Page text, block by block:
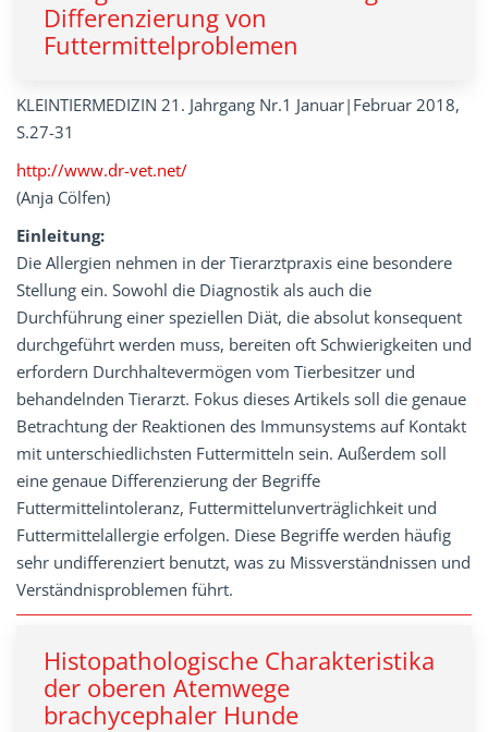
Differenzierung von
Futtermittelproblemen
KLEINTIERMEDIZIN 21. Jahrgang Nr.1 Januar|Februar 2018,
S.27-31
http://www.dr-vet.net/
(Anja Cölfen)
Einleitung:
Die Allergien nehmen in der Tierarztpraxis eine besondere
Stellung ein. Sowohl die Diagnostik als auch die
Durchführung einer speziellen Diät, die absolut konsequent
durchgeführt werden muss, bereiten oft Schwierigkeiten und
erfordern Durchhaltevermögen vom Tierbesitzer und
behandelnden Tierarzt. Fokus dieses Artikels soll die genaue
Betrachtung der Reaktionen des Immunsystems auf Kontakt
mit unterschiedlichsten Futtermitteln sein. Außerdem soll
eine genaue Differenzierung der Begriffe
Futtermittelintoleranz, Futtermittelunverträglichkeit und
Futtermittelallergie erfolgen. Diese Begriffe werden häufig
sehr undifferenziert benutzt, was zu Missverständnissen und
Verständnisproblemen führt.
Histopathologische Charakteristika
der oberen Atemwege
brachycephaler Hunde